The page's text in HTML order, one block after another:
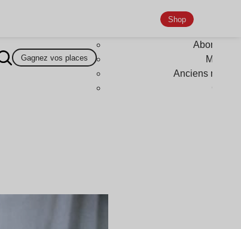
Gagnez vos places
Shop
Anciens